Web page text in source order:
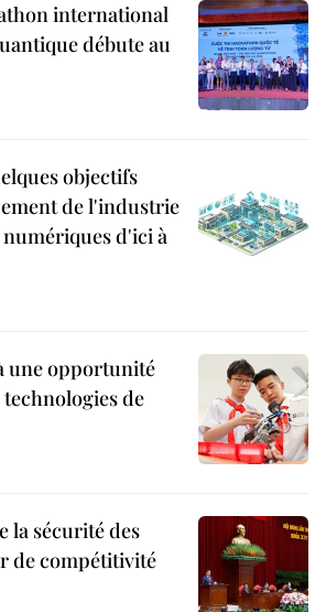
international
débute au
objectifs
de l'industrie
d'ici à
une opportunité
de
la sécurité des
de compétitivité